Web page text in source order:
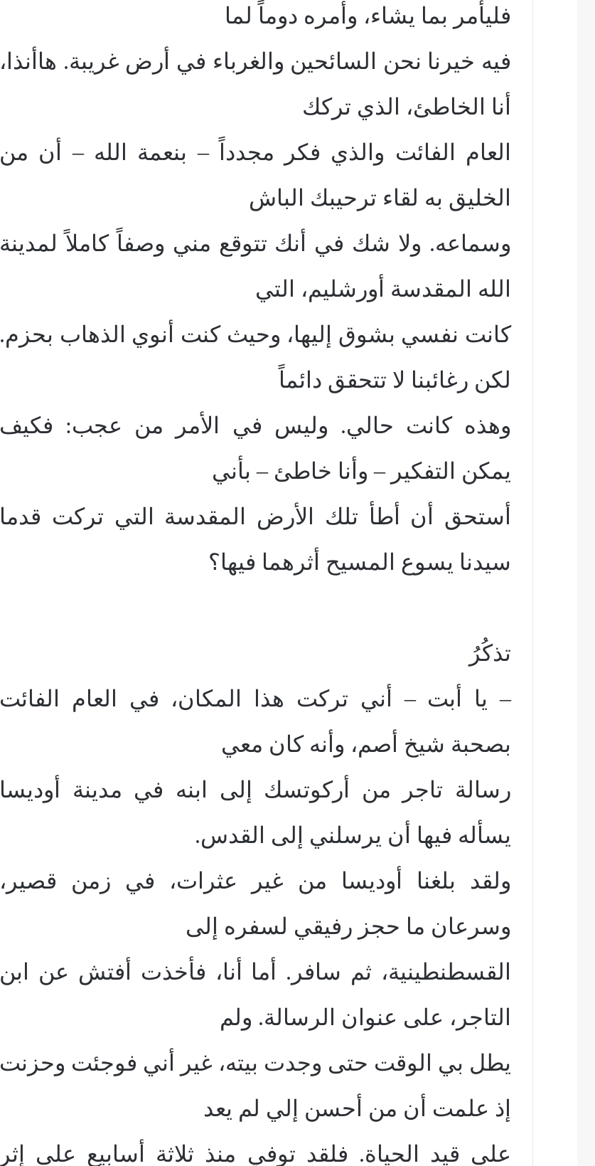
فليأمر بما يشاء، وأمره دوماً لما
فيه خيرنا نحن السائحين والغرباء في أرض غريبة. هاأنذا،
أنا الخاطئ، الذي تركك
العام الفائت والذي فكر مجدداً – بنعمة الله – أن من
الخليق به لقاء ترحيبك الباش
وسماعه. ولا شك في أنك تتوقع مني وصفاً كاملاً لمدينة
الله المقدسة أورشليم، التي
كانت نفسي بشوق إليها، وحيث كنت أنوي الذهاب بحزم.
لكن رغائبنا لا تتحقق دائماً
وهذه كانت حالي. وليس في الأمر من عجب: فكيف
يمكن التفكير – وأنا خاطئ – بأني
أستحق أن أطأ تلك الأرض المقدسة التي تركت قدما
سيدنا يسوع المسيح أثرهما فيها؟
تذكُرُ
– يا أبت – أني تركت هذا المكان، في العام الفائت
بصحبة شيخ أصم، وأنه كان معي
رسالة تاجر من أركوتسك إلى ابنه في مدينة أوديسا
يسأله فيها أن يرسلني إلى القدس.
ولقد بلغنا أوديسا من غير عثرات، في زمن قصير،
وسرعان ما حجز رفيقي لسفره إلى
القسطنطينية، ثم سافر. أما أنا، فأخذت أفتش عن ابن
التاجر، على عنوان الرسالة. ولم
يطل بي الوقت حتى وجدت بيته، غير أني فوجئت وحزنت
إذ علمت أن من أحسن إلي لم يعد
على قيد الحياة. فلقد توفي منذ ثلاثة أسابيع على إثر